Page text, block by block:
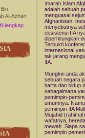
Bin
Al-Azhari
lengkap
Imarah Islam
adalah sebuah
menguasai
Afghanistan,
menyebutnya
eksistensi IIA
diperhitungkan
Terbukti
internasional
tak jarang
IIA.
Mungkin anda
sebuah negara
harta dan hidup
sebagaimana
pemimpin-
umumnya.
pemimpin IIA
Mujahid
wafatnya,
mewah. Siapa
pemimpin